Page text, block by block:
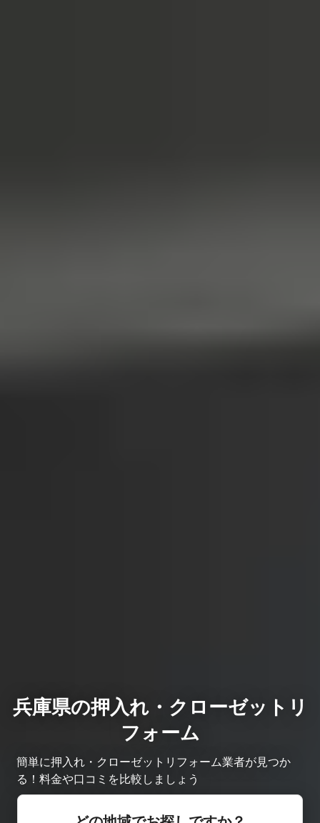
兵庫県の押入れ・クローゼットリ
フォーム
簡単に押入れ・クローゼットリフォーム業者が見つか
る！料金や口コミを比較しましょう